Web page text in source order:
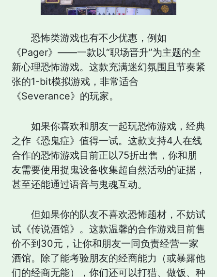
恐怖类游戏也有不少优惠，例如
《Pager》——一款以“职场晋升”为主题的全
新心理恐怖游戏。这款充满迷幻氛围且节奏紧
张的1-bit模拟游戏，非常适合
《Severance》的玩家。
如果你喜欢和朋友一起玩恐怖游戏，经典
之作《恐鬼症》值得一试。这款支持4人在线
合作的恐怖游戏目前正以75折出售，你和朋
友需要使用捉鬼设备收集超自然活动的证据，
甚至还能通过语音与鬼魂互动。
但如果你的队友不喜欢恐怖题材，不妨试
试《传说酒馆》。这款温馨的合作游戏目前售
价不到30元，让你和朋友一同负责经营一家
酒馆。除了能考验朋友的经商能力（或暴露他
们的经商无能），你们还可以打猎、做饭、种